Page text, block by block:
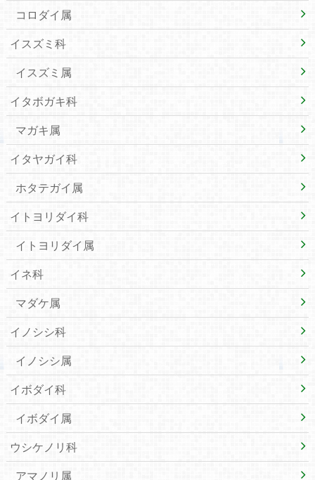
コロダイ属
イスズミ科
イスズミ属
イタボガキ科
マガキ属
イタヤガイ科
ホタテガイ属
イトヨリダイ科
イトヨリダイ属
イネ科
マダケ属
イノシシ科
イノシシ属
イボダイ科
イボダイ属
ウシケノリ科
アマノリ属